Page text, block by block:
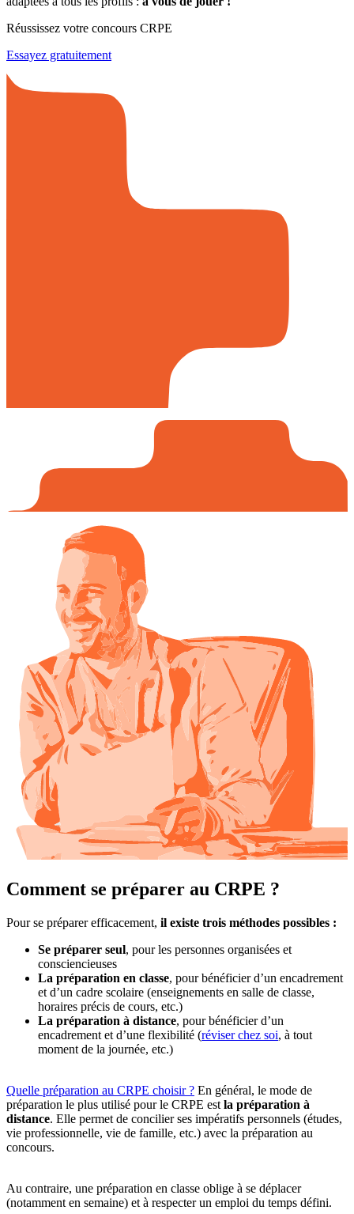
Réussissez votre concours CRPE
Essayez gratuitement
Comment se préparer au CRPE ?
Pour se préparer efficacement, il existe trois méthodes possibles :
Se préparer seul, pour les personnes organisées et
consciencieuses
La préparation en classe, pour bénéficier d’un encadrement
et d’un cadre scolaire (enseignements en salle de classe,
horaires précis de cours, etc.)
La préparation à distance, pour bénéficier d’un
encadrement et d’une flexibilité (réviser chez soi, à tout
moment de la journée, etc.)
Quelle préparation au CRPE choisir ? En général, le mode de
préparation le plus utilisé pour le CRPE est la préparation à
distance. Elle permet de concilier ses impératifs personnels (études,
vie professionnelle, vie de famille, etc.) avec la préparation au
concours.
Au contraire, une préparation en classe oblige à se déplacer
(notamment en semaine) et à respecter un emploi du temps défini.